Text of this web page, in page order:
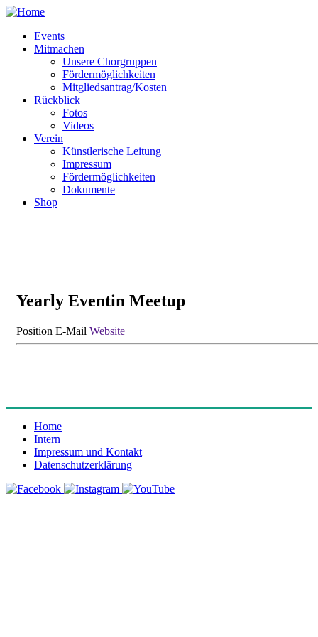
Events
Mitmachen
Unsere Chorgruppen
Fördermöglichkeiten
Mitgliedsantrag/Kosten
Rückblick
Fotos
Videos
Verein
Künstlerische Leitung
Impressum
Fördermöglichkeiten
Dokumente
Shop
Yearly Eventin Meetup
Position E-Mail Website
Home
Intern
Impressum und Kontakt
Datenschutzerklärung